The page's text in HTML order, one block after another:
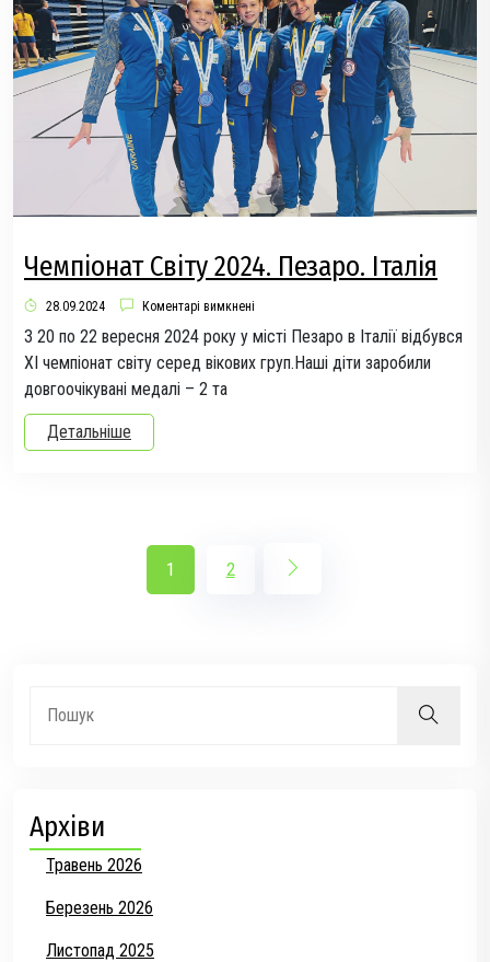
Чемпіонат Світу 2024. Пезаро. Італія
28.09.2024 Коментарі вимкнені
З 20 по 22 вересня 2024 року у місті Пезаро в Італії відбувся
ХІ чемпіонат світу серед вікових груп.Наші діти заробили
довгоочікувані медалі – 2 та
Детальніше
1 2
Архіви
Травень 2026
Березень 2026
Листопад 2025